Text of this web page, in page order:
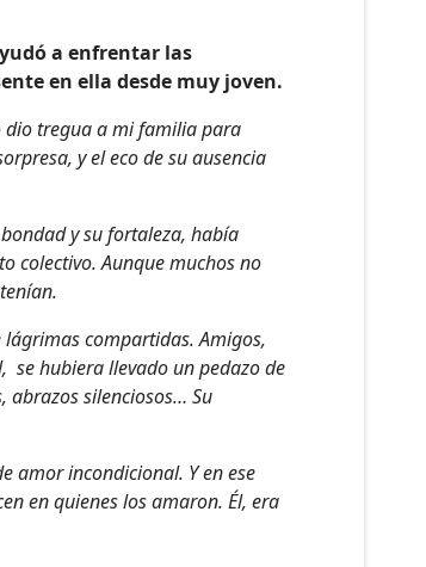
a enfrentar las
en ella desde muy joven.
dio tregua a mi familia para
y el eco de su ausencia
y su fortaleza, había
colectivo. Aunque muchos no
compartidas. Amigos,
se hubiera llevado un pedazo de
abrazos silenciosos… Su
amor incondicional. Y en ese
en quienes los amaron. Él, era